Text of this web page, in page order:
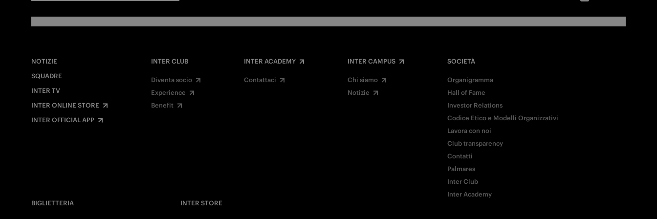
NOTIZIE
SQUADRE
INTER TV
INTER ONLINE STORE
INTER OFFICIAL APP
INTER CLUB
Diventa socio
Experience
Benefit
INTER ACADEMY
Contattaci
INTER CAMPUS
Chi siamo
Notizie
SOCIETÀ
Organigramma
Hall of Fame
Investor Relations
Codice Etico e Modelli Organizzativi
Lavora con noi
Club transparency
Contatti
Palmares
Inter Club
Inter Academy
BIGLIETTERIA
INTER STORE